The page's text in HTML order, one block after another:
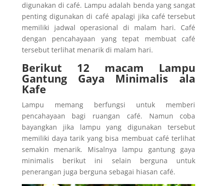
digunakan di café. Lampu adalah benda yang sangat
penting digunakan di café apalagi jika café tersebut
memiliki jadwal operasional di malam hari. Café
dengan pencahayaan yang tepat membuat café
tersebut terlihat menarik di malam hari.
Berikut 12 macam Lampu
Gantung Gaya Minimalis ala
Kafe
Lampu memang berfungsi untuk memberi
pencahayaan bagi ruangan café. Namun coba
bayangkan jika lampu yang digunakan tersebut
memiliki daya tarik yang bisa membuat café terlihat
semakin menarik. Misalnya lampu gantung gaya
minimalis berikut ini selain berguna untuk
penerangan juga berguna sebagai hiasan café.